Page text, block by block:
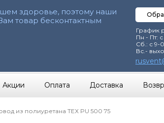
здоровье, поэтому наши
товар бесконтактным
График
Пн - Пт:
Сб.: с 9-
Вс.-
Акции Оплата Доставка
из полиуретана ТЕХ PU 500 75